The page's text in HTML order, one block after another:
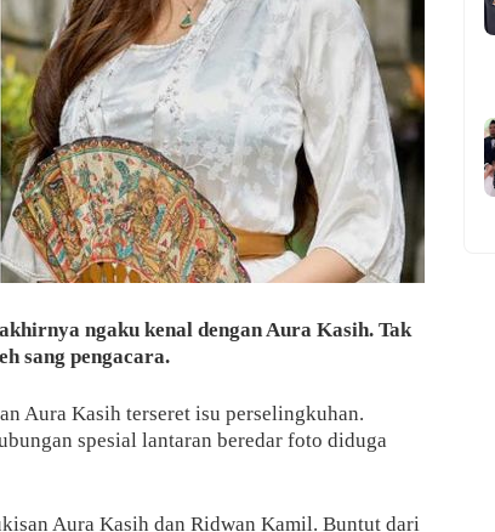
ngaku kenal dengan Aura Kasih. Tak
sang pengacara.
Aura Kasih terseret isu perselingkuhan.
spesial lantaran beredar foto diduga
Aura Kasih dan Ridwan Kamil. Buntut dari